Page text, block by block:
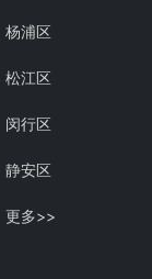
杨浦区
松江区
闵行区
静安区
更多>>